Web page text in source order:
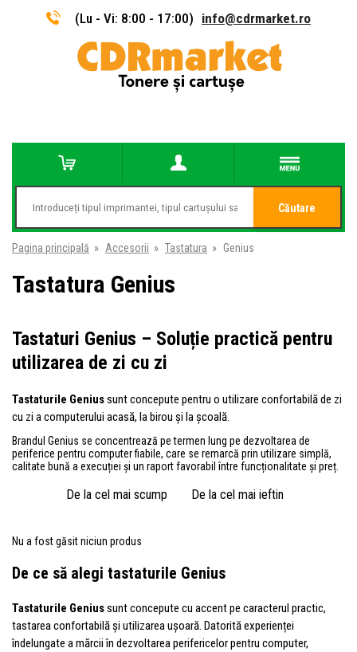
(Lu - Vi: 8:00 - 17:00) info@cdrmarket.ro
Căutare
Pagina principală » Accesorii » Tastatura » Genius
Tastatura Genius
Tastaturi Genius – Soluție practică pentru
utilizarea de zi cu zi
Tastaturile Geniussunt concepute pentru o utilizare confortabilă de zi
cu zi a computerului acasă, la birou și la școală.
Brandul Genius se concentrează pe termen lung pe dezvoltarea de
periferice pentru computer fiabile, care se remarcă prin utilizare simplă,
calitate bună a execuției și un raport favorabil între funcționalitate și preț.
De la cel mai scump De la cel mai ieftin
Nu a fost găsit niciun produs
De ce să alegi tastaturile Genius
Tastaturile Geniussunt concepute cu accent pe caracterul practic,
tastarea confortabilă și utilizarea ușoară. Datorită experienței
îndelungate a mărcii în dezvoltarea perifericelor pentru computer,